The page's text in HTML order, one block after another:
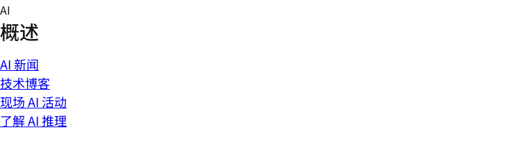
Skip
to
content
AI
概述
AI 新闻
技术博客
现场 AI 活动
了解 AI 推理